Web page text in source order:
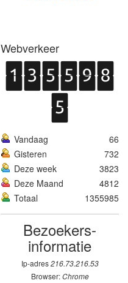
Webverkeer
Vandaag
66
Gisteren
732
Deze week
3823
Deze Maand
4812
Totaal
1355985
Bezoekers­
informatie
Ip-adres216.73.216.53
Browser:Chrome